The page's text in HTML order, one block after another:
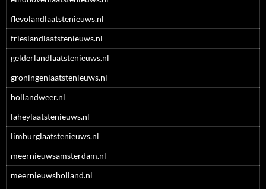
flevolandlaatstenieuws.nl
frieslandlaatstenieuws.nl
gelderlandlaatstenieuws.nl
groningenlaatstenieuws.nl
hollandweer.nl
laheylaatstenieuws.nl
limburglaatstenieuws.nl
meernieuwsamsterdam.nl
meernieuwsholland.nl